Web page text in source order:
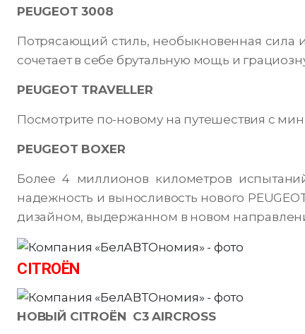
PEUGEOT 3008
Потрясающий стиль, необыкновенная сила
сочетает в себе брутальную мощь и
PEUGEOT TRAVELLER
Посмотрите по-новому на путешествия с
PEUGEOT BOXER
Более 4 миллионов километров
надежность и выносливость нового
дизайном, выдержанном в новом
CITROËN
НОВЫЙ CITROËN С3 AIRCROSS